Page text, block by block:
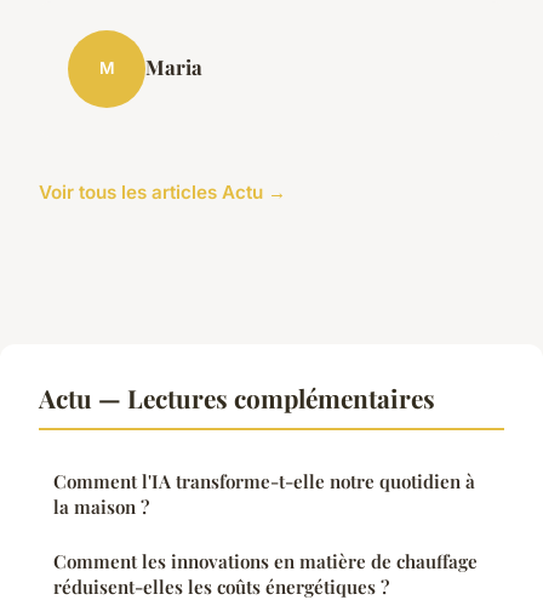
M Maria
Voir tous les articles Actu →
Actu — Lectures complémentaires
Comment l'IA transforme-t-elle notre quotidien à
la maison ?
Comment les innovations en matière de chauffage
réduisent-elles les coûts énergétiques ?